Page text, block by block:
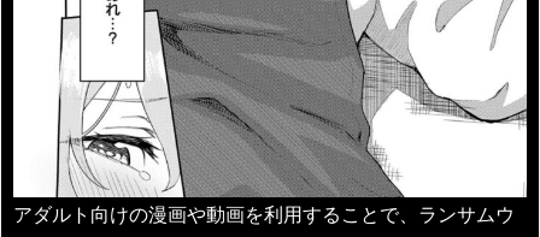
アダルト向けの漫画や動画を利用することで、ランサムウ